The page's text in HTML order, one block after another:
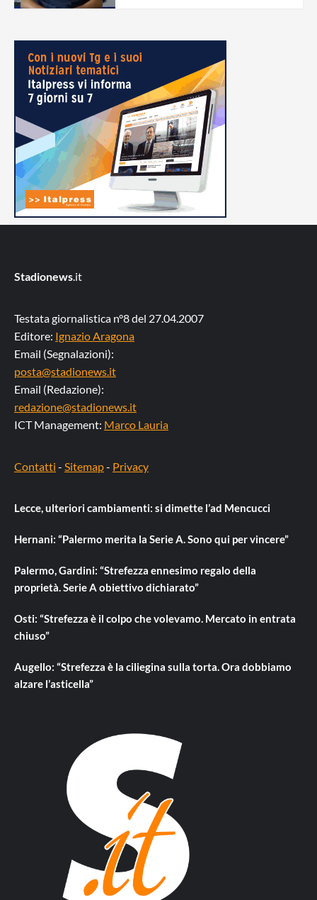
Stadionews.it
Testata giornalistica n°8 del 27.04.2007
Editore: Ignazio Aragona
Email (Segnalazioni):
posta@stadionews.it
Email (Redazione):
redazione@stadionews.it
ICT Management: Marco Lauria
Contatti - Sitemap- Privacy
Lecce, ulteriori cambiamenti: si dimette l’ad Mencucci
Hernani: “Palermo merita la Serie A. Sono qui per vincere”
Palermo, Gardini: “Strefezza ennesimo regalo della
proprietà. Serie A obiettivo dichiarato”
Osti: “Strefezza è il colpo che volevamo. Mercato in entrata
chiuso”
Augello: “Strefezza è la ciliegina sulla torta. Ora dobbiamo
alzare l’asticella”